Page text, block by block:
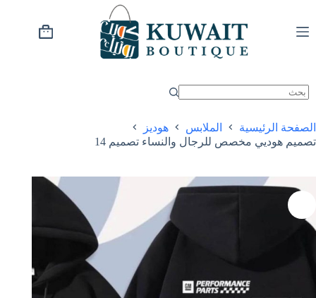
المحتوى
عربة
الصفحة الرئيسية الملابس
هوديز
تصميم هوديي مخصص للرجال والنساء تصميم 14